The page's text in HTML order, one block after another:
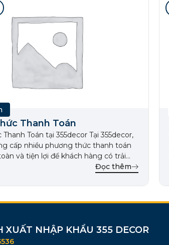
Thanh Toán
Toán tại 355decor Tại 355decor,
cấp nhiều phương thức thanh toán
và tiện lợi để khách hàng có trải
sắm tốt nhất. Quý khách có thể lựa
trí cao […]
Đọc thêm
XUẤT NHẬP KHẨU 355 DECOR